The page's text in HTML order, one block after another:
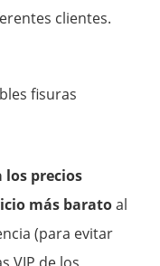
clientes.
fisuras
los precios
más baratoal
(para evitar